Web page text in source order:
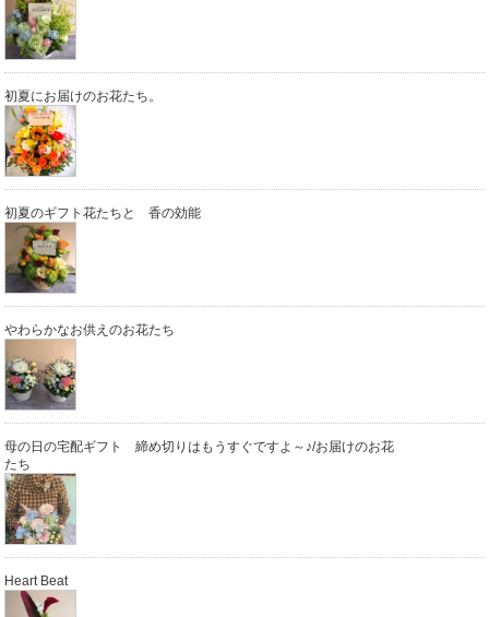
初夏にお届けのお花たち。
初夏のギフト花たちと 香の効能
やわらかなお供えのお花たち
母の日の宅配ギフト 締め切りはもうすぐですよ～♪/お届けのお花
たち
Heart Beat